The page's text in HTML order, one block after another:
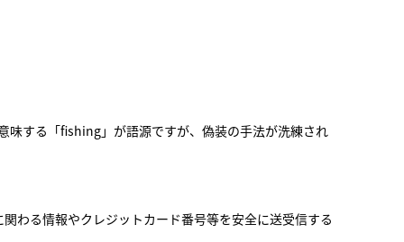
味する「fishing」が語源ですが、偽装の手法が洗練され
わる情報やクレジットカード番号等を安全に送受信する